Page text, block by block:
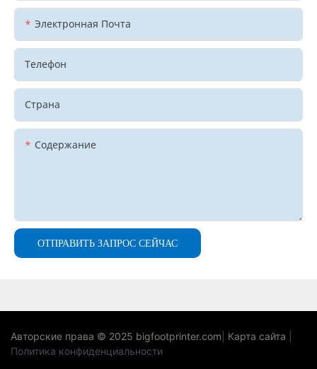
Электронная Почта
Телефон
Страна
Содержание
ОТПРАВИТЬ ЗАПРОС СЕЙЧАС
Авторские права © 2025 bigfootprinter.com Карта сайта
Политика конфиденциальности